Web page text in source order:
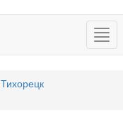
Тихорецк